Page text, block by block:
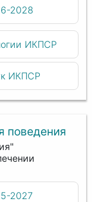
2028
ИКПСР
ИКПСР
поведения
2027